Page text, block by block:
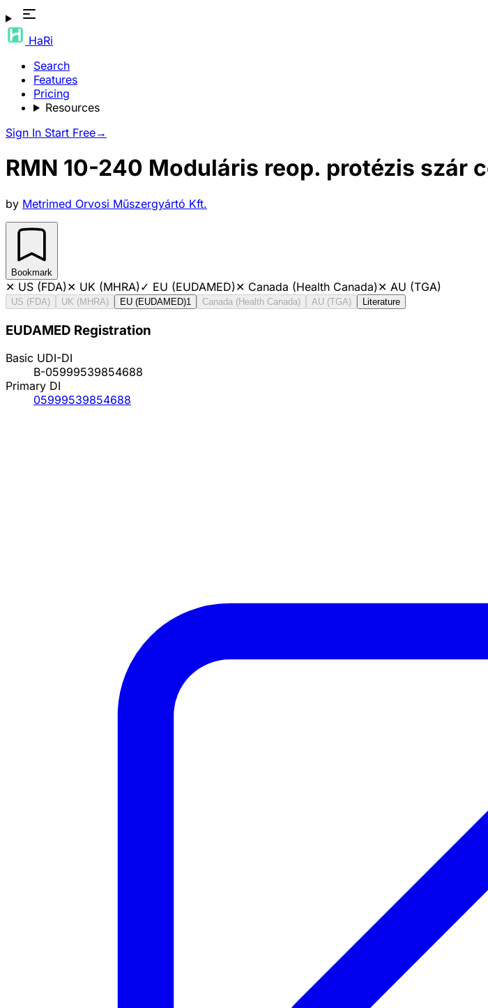
HaRi
Search
Features
Pricing
Resources
Sign In Start Free→
RMN 10-240 Moduláris reop. protézis szár
by Metrimed Orvosi Műszergyártó Kft.
Bookmark
✕ US (FDA)✕ UK (MHRA)✓ EU (EUDAMED)✕ Canada (Health Canada)✕ AU (TGA)
US (FDA) UK (MHRA) EU (EUDAMED)1 Canada (Health Canada) AU (TGA) Literature
EUDAMED Registration
Basic UDI-DI
B-05999539854688
Primary DI
05999539854688